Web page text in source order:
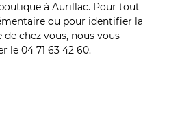
à Aurillac. Pour tout
ou pour identifier la
chez vous, nous vous
le 04 71 63 42 60.